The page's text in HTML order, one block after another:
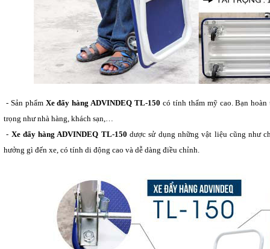
- Sản phẩm Xe đẩy hàng ADVINDEQ TL-150 có tính thẩm mỹ cao. Bạn
trọng như nhà hàng, khách sạn,…
- Xe đẩy hàng ADVINDEQ TL-150 dược sử dụng những vật liệu cũng như
hưởng gì đến xe, có tính di động cao và dễ dàng điều chỉnh.